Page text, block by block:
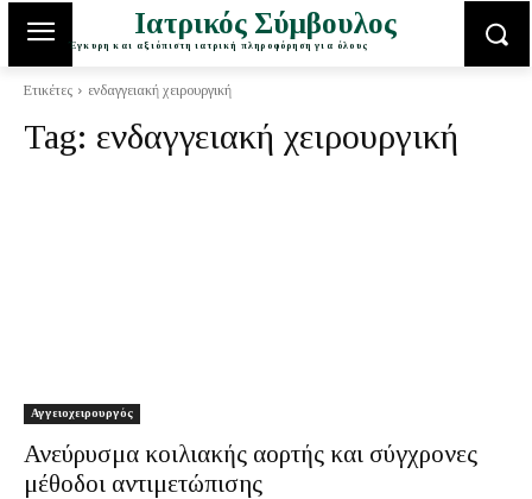
Ιατρικός Σύμβουλος
Έγκυρη και αξιόπιστη ιατρική πληροφόρηση για όλους
Ετικέτες ενδαγγειακή χειρουργική
Tag: ενδαγγειακή χειρουργική
Αγγειοχειρουργός
Ανεύρυσμα κοιλιακής αορτής και σύγχρονες
μέθοδοι αντιμετώπισης